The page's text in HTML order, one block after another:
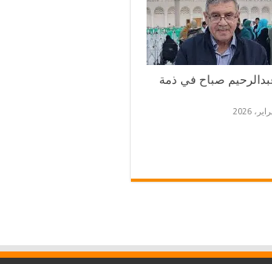
صباح في ذمة